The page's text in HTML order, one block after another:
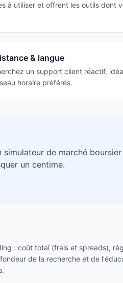
à utiliser et offrent les outils dont
& langue
un support client réactif,
horaire préférés.
simulateur de marché
un centime.
: coût total (frais et spreads),
de la recherche et de